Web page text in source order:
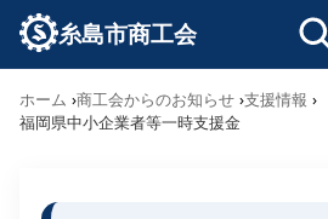
糸島市商工会
サイト内検索
ホーム 商工会からのお知らせ 支援情報
福岡県中小企業者等一時支援金